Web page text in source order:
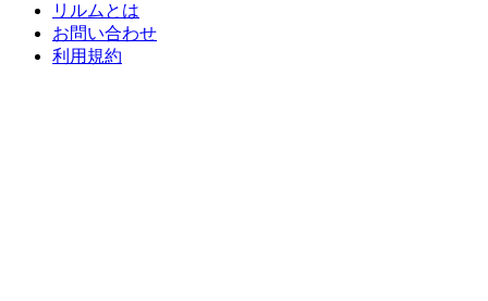
リルムとは
お問い合わせ
利用規約